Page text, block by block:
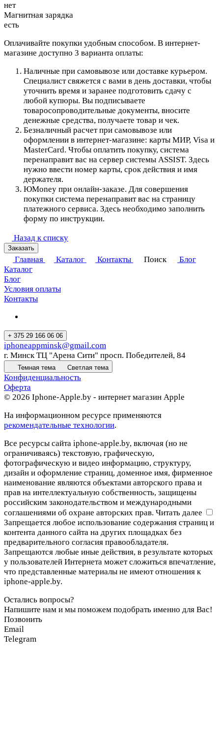
нет
Магнитная зарядка
есть
Оплачивайте покупки удобным способом. В интернет-
магазине доступно 3 варианта оплаты:
Наличные при самовывозе или доставке курьером.
Специалист свяжется с вами в день доставки, чтобы
уточнить время и заранее подготовить сдачу с
любой купюры. Вы подписываете
товаросопроводительные документы, вносите
денежные средства, получаете товар и чек.
Безналичный расчет при самовывозе или
оформлении в интернет-магазине: карты МИР, Visa и
MasterCard. Чтобы оплатить покупку, система
перенаправит вас на сервер системы ASSIST. Здесь
нужно ввести номер карты, срок действия и имя
держателя.
ЮMoney при онлайн-заказе. Для совершения
покупки система перенаправит вас на страницу
платежного сервиса. Здесь необходимо заполнить
форму по инструкции.
Назад к списку
Заказать
Главная Каталог Контакты Поиск
Блог
Каталог
Блог
Условия оплаты
Контакты
+ 375 29 166 06 06
iphoneappminsk@gmail.com
г. Минск ТЦ "Арена Сити" просп. Победителей, 84
Темная тема Светлая тема
Конфиденциальность
Оферта
© 2026 Iphone-Apple.by - интернет магазин Apple
На информационном ресурсе применяются
рекомендательные технологии.
Все ресурсы сайта iphone-apple.by, включая (но не
ограничиваясь) текстовую, графическую,
фотографическую и видео информацию, структуру,
дизайн и оформление страниц, доменное имя, фирменное
наименование являются объектами авторского права и
прав на интеллектуальную собственность, защищены
российским законодательством и международными
соглашениями об охране авторских прав. Читать далее
Запрещается любое использование содержания страниц и
контента данного сайта на других площадках без
предварительного согласия правообладателя.
Запрещаются любые иные действия, в результате которых
у пользователей Интернета может сложиться впечатление,
что представленные материалы не имеют отношения к
iphone-apple.by.
Остались вопросы?
Напишите нам и мы поможем подобрать именно для Вас!
Позвонить
Email
Telegram